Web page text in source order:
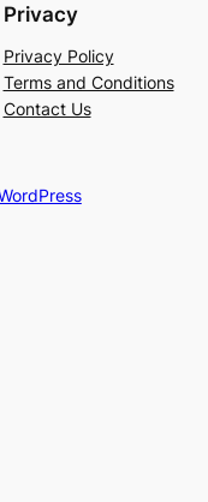
Privacy
Privacy Policy
Terms and Conditions
Contact Us